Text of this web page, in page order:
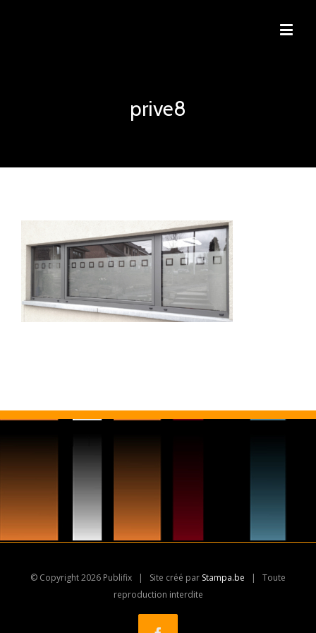
prive8
© Copyright2026 Publifix | Site créé par Stampa.be | Toute
reproduction interdite